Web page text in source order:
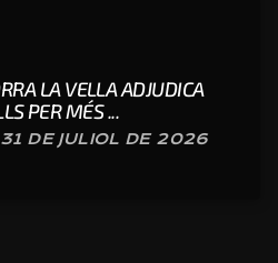
LA VELLA ADJUDICA
PER MÉS ...
DE JULIOL DE 2026